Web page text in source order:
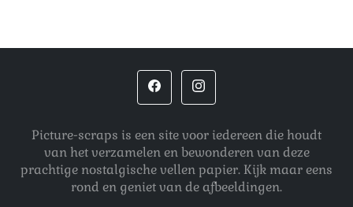
Picture-scraps is een site voor iedereen die houdt
van het verzamelen en bewonderen van deze
prachtige nostalgische vellen papier. Kijk maar eens
rond en geniet van de afbeeldingen.